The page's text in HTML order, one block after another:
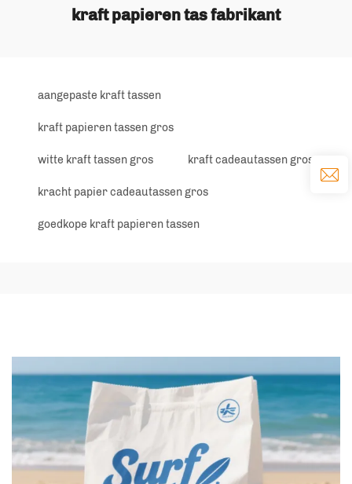
kraft papieren tas fabrikant
aangepaste kraft tassen
kraft papieren tassen gros
witte kraft tassen gros kraft cadeautassen gros
kracht papier cadeautassen gros
goedkope kraft papieren tassen